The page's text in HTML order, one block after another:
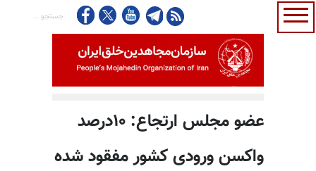
عضو مجلس ارتجاع: ۱۰درصد
واکسن ورودی کشور مفقود شده